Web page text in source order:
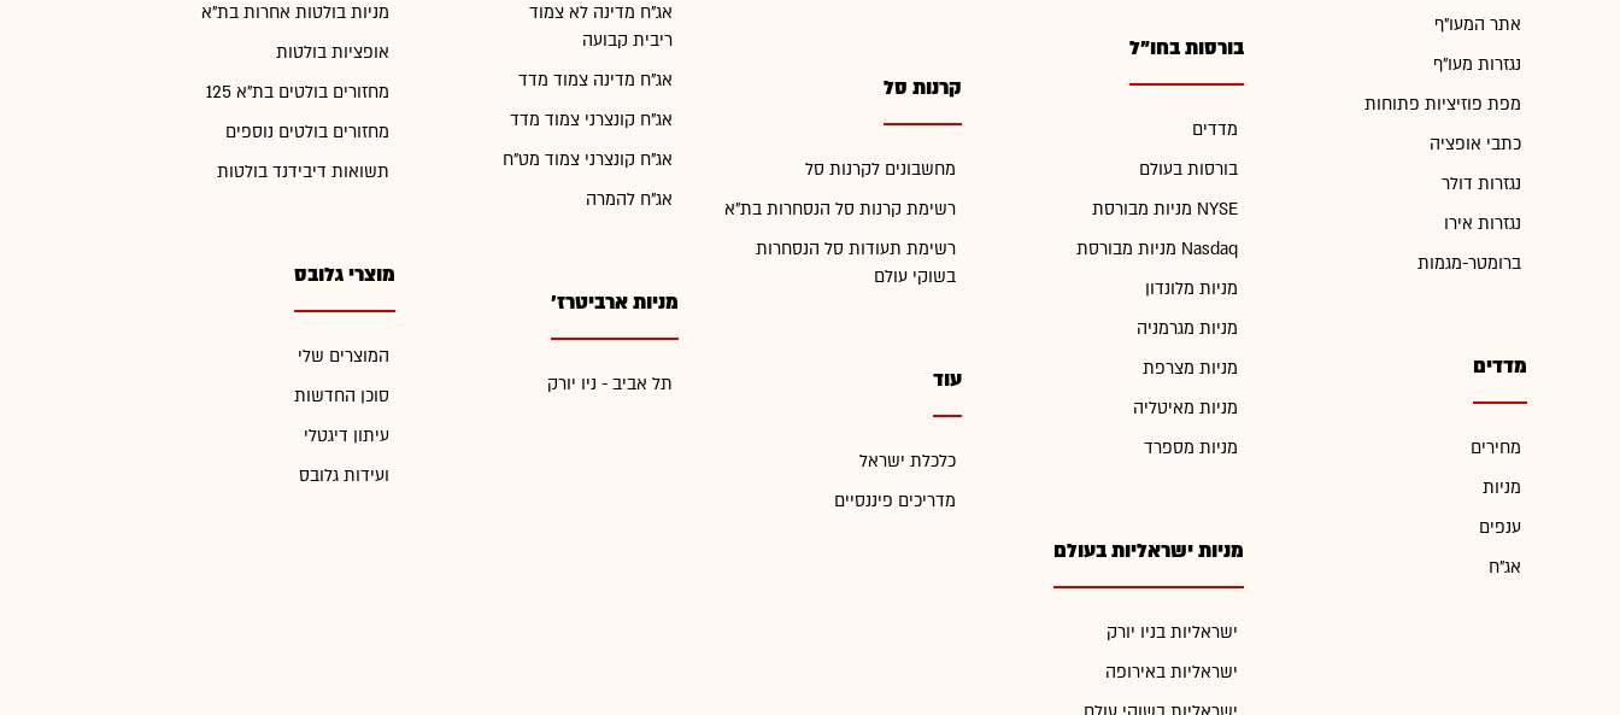
אתר המעו"ף
נגזרות מעו"ף
מפת פוזיציות פתוחות
כתבי אופציה
נגזרות דולר
נגזרות אירו
ברומטר-מגמות
מדדים
מחירים
מניות
ענפים
אג"ח
בורסות בחו"ל
מדדים
בורסות בעולם
מניות מבורסת NYSE
מניות מבורסת Nasdaq
מניות מלונדון
מניות מגרמניה
מניות מצרפת
מניות מאיטליה
מניות מספרד
מניות ישראליות בעולם
ישראליות בניו יורק
ישראליות באירופה
קרנות סל
מחשבונים לקרנות סל
רשימת קרנות סל הנסחרות בת"א
רשימת תעודות סל הנסחרות
בשוקי עולם
עוד
כלכלת ישראל
מדריכים פיננסיים
אג"ח מדינה לא צמוד
ריבית קבועה
אג"ח מדינה צמוד מדד
אג"ח קונצרני צמוד מדד
אג"ח קונצרני צמוד מט"ח
אג"ח להמרה
מניות ארביטרז'
תל אביב - ניו יורק
מניות בולטות אחרות בת"א
אופציות בולטות
מחזורים בולטים בת"א 125
מחזורים בולטים נוספים
תשואות דיבידנד בולטות
מוצרי גלובס
המוצרים שלי
סוכן החדשות
עיתון דיגטלי
ועידות גלובס